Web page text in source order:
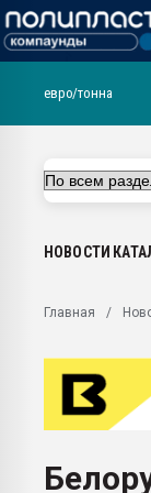
ближайшее
Подмосковье, Москва
первый план в
28.07.2026
Всё, что касается
Материал поверхности
Продам отходы
евро/тонна
НОВОСТИ
Главная